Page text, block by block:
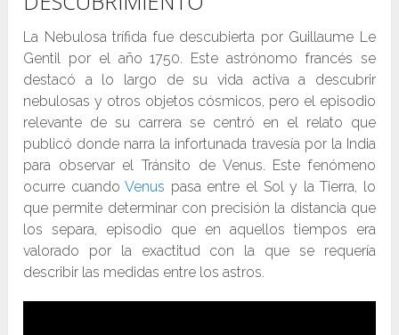
La Nebulosa trífida fue descubierta por Guillaume Le
Gentil por el año 1750. Este astrónomo francés se
destacó a lo largo de su vida activa a descubrir
nebulosas y otros objetos cósmicos, pero el episodio
relevante de su carrera se centró en el relato que
publicó donde narra la infortunada travesía por la India
para observar el Tránsito de Venus. Este fenómeno
ocurre cuandoVenus pasa entre el Sol y la Tierra, lo
que permite determinar con precisión la distancia que
los separa, episodio que en aquellos tiempos era
valorado por la exactitud con la que se requería
describir las medidas entre los astros.